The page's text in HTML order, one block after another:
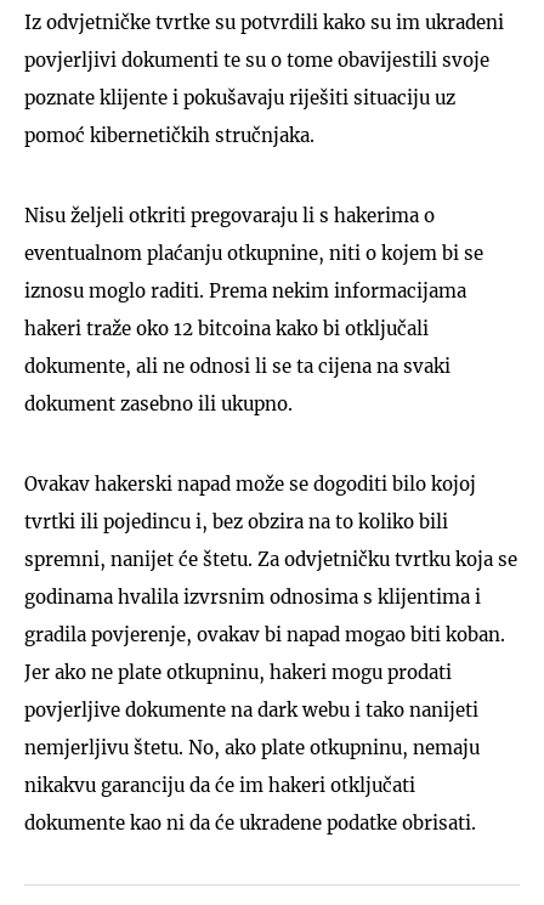
Iz odvjetničke tvrtke su potvrdili kako su im ukradeni
povjerljivi dokumenti te su o tome obavijestili svoje
poznate klijente i pokušavaju riješiti situaciju uz
pomoć kibernetičkih stručnjaka.
Nisu željeli otkriti pregovaraju li s hakerima o
eventualnom plaćanju otkupnine, niti o kojem bi se
iznosu moglo raditi. Prema nekim informacijama
hakeri traže oko 12 bitcoina kako bi otključali
dokumente, ali ne odnosi li se ta cijena na svaki
dokument zasebno ili ukupno.
Ovakav hakerski napad može se dogoditi bilo kojoj
tvrtki ili pojedincu i, bez obzira na to koliko bili
spremni, nanijet će štetu. Za odvjetničku tvrtku koja se
godinama hvalila izvrsnim odnosima s klijentima i
gradila povjerenje, ovakav bi napad mogao biti koban.
Jer ako ne plate otkupninu, hakeri mogu prodati
povjerljive dokumente na dark webu i tako nanijeti
nemjerljivu štetu. No, ako plate otkupninu, nemaju
nikakvu garanciju da će im hakeri otključati
dokumente kao ni da će ukradene podatke obrisati.